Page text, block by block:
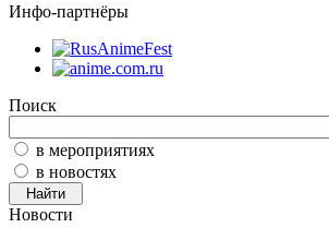
Инфо-партнёры
Поиск
в мероприятиях
в новостях
Новости